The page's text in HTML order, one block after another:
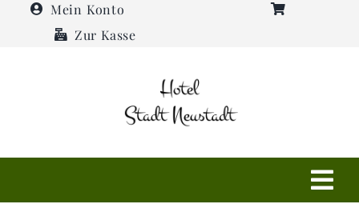
Mein Konto
Zur Kasse